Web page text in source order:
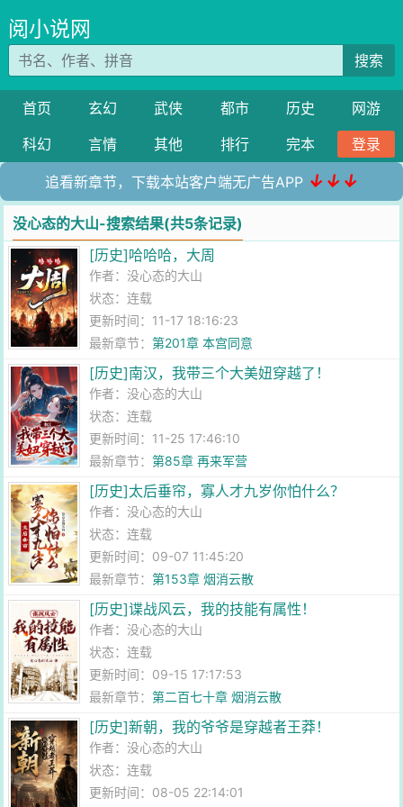
阅小说网
搜索
首页 玄幻 武侠 都市 历史
网游
科幻
言情 其他 排行 完本 登录
追看新章节，下载本站客户端无广告APP ↓↓↓
没心态的大山-搜索结果(共5条记录)
[历史]哈哈哈，大周
作者：没心态的大山
状态：连载
更新时间：11-17 18:16:23
最新章节：第201章 本宫同意
[历史]南汉，我带三个大美妞穿越了！
作者：没心态的大山
状态：连载
更新时间：11-25 17:46:10
最新章节：第85章 再来军营
[历史]太后垂帘，寡人才九岁你怕什么？
作者：没心态的大山
状态：连载
更新时间：09-07 11:45:20
最新章节：第153章 烟消云散
[历史]谍战风云，我的技能有属性！
作者：没心态的大山
状态：连载
更新时间：09-15 17:17:53
最新章节：第二百七十章 烟消云散
[历史]新朝，我的爷爷是穿越者王莽！
作者：没心态的大山
状态：连载
更新时间：08-05 22:14:01